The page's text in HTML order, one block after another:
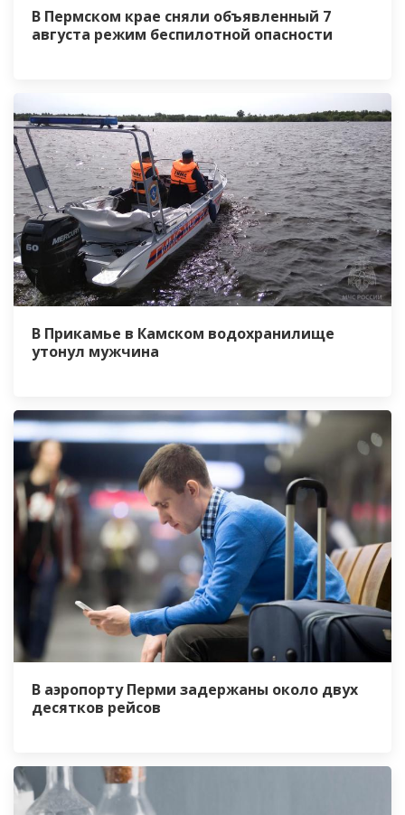
В Пермском крае сняли объявленный 7
августа режим беспилотной опасности
В Прикамье в Камском водохранилище
утонул мужчина
В аэропорту Перми задержаны около двух
десятков рейсов